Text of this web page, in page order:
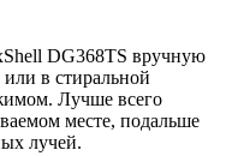
DG368TS вручную
или в стиральной
Лучше всего
месте, подальше
лучей.